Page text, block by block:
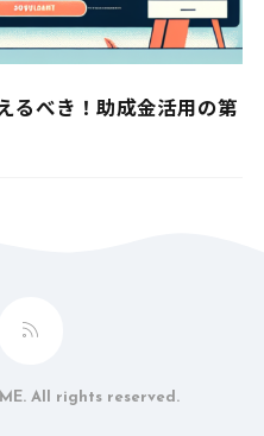
るべき！助成金活用の第
All rights reserved.